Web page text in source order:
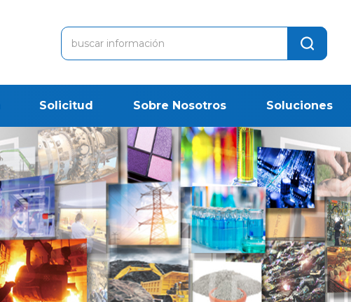
Solicitud Sobre Nosotros Soluciones